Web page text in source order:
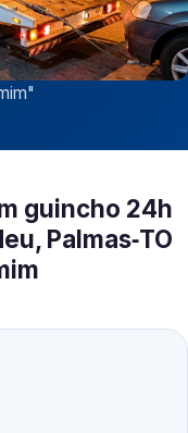
"
guincho 24h
Palmas‑TO